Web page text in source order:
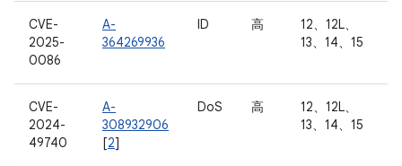
CVE-
2025-
0086
A-
364269936
ID 高
12、12L、
13、14、15
CVE-
2024-
49740
A-
308932906
[2]
DoS 高
12、12L、
13、14、15